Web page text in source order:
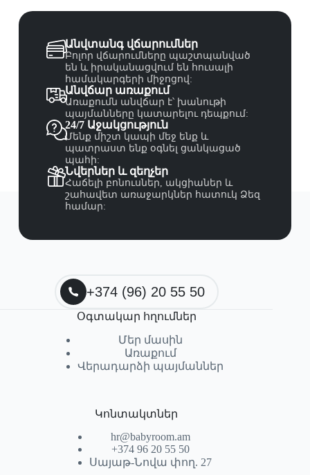
Անվտանգ վճարումներ
Բոլոր վճարումները պաշտպանված
են և իրականացվում են հուսալի
համակարգերի միջոցով:
Անվճար առաքում
Առաքումն անվճար է՝ խանութի
պայմանները կատարելու դեպքում:
24/7 Աջակցություն
Մենք միշտ կապի մեջ ենք և
պատրաստ ենք օգնել ցանկացած
պահի:
Նվերներ և զեղչեր
Հաճելի բոնուսներ, ակցիաներ և
շահավետ առաջարկներ հատուկ Ձեզ
համար:
+374 (96) 20 55 50
Օգտակար հղումներ
Մեր մասին
Առաքում
Վերադարձի պայմաններ
Կոնտակտներ
hr@babyroom.am
+374 96 20 55 50
Սայաթ-Նովա փող. 27